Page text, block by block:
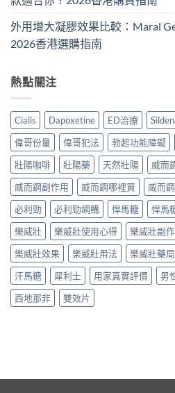
外用增大凝膠效果比較：Maral
2026香港選購指南
熱點關注
Cialis Dapoxetine ED治療
偉哥份量
偉哥犯法 勃起功能障礙
壯陽咖啡
壯陽藥 天然壯陽 威而
威而鋼副作用
威而鋼哪裡買 威而
必利勁
必利勁網購 悍馬糖 悍馬
樂威壯
樂威壯使用心得 樂威壯副
樂威壯效果
樂威壯用法 樂威壯藥局
汗馬糖
犀利士 用家真實評價 男
西地那非
雙效片